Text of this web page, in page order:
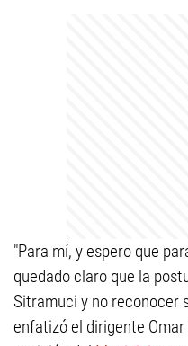
"Para mí, y espero que
quedado claro que la
Sitramuci y no reconocer
enfatizó el dirigente